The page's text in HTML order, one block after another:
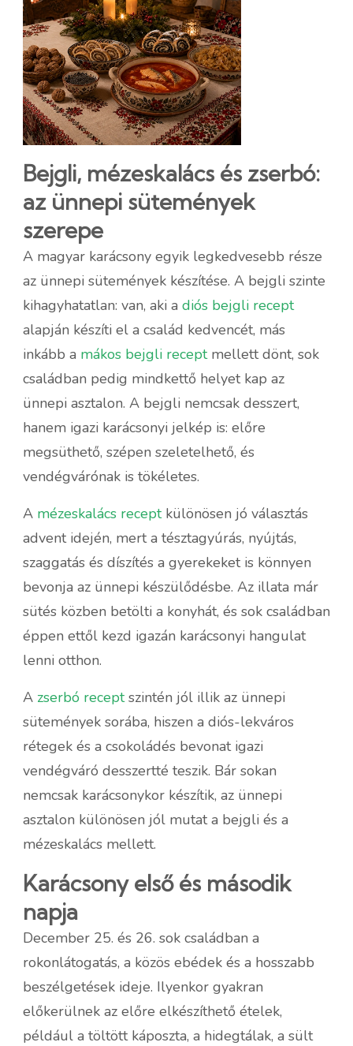
Bejgli, mézeskalács és zserbó:
az ünnepi sütemények
szerepe
A magyar karácsony egyik legkedvesebb része
az ünnepi sütemények készítése. A bejgli szinte
kihagyhatatlan: van, aki a diós bejgli recept
alapján készíti el a család kedvencét, más
inkább a mákos bejgli receptmellett dönt, sok
családban pedig mindkettő helyet kap az
ünnepi asztalon. A bejgli nemcsak desszert,
hanem igazi karácsonyi jelkép is: előre
megsüthető, szépen szeletelhető, és
vendégvárónak is tökéletes.
A mézeskalács receptkülönösen jó választás
advent idején, mert a tésztagyúrás, nyújtás,
szaggatás és díszítés a gyerekeket is könnyen
bevonja az ünnepi készülődésbe. Az illata már
sütés közben betölti a konyhát, és sok családban
éppen ettől kezd igazán karácsonyi hangulat
lenni otthon.
A zserbó receptszintén jól illik az ünnepi
sütemények sorába, hiszen a diós-lekváros
rétegek és a csokoládés bevonat igazi
vendégváró desszertté teszik. Bár sokan
nemcsak karácsonykor készítik, az ünnepi
asztalon különösen jól mutat a bejgli és a
mézeskalács mellett.
Karácsony első és második
napja
December 25. és 26. sok családban a
rokonlátogatás, a közös ebédek és a hosszabb
beszélgetések ideje. Ilyenkor gyakran
előkerülnek az előre elkészíthető ételek,
például a töltött káposzta, a hidegtálak, a sült